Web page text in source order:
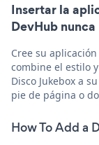
Insertar la
DevHub
Cree su
combine el estilo
Disco Jukebox a
pie de página o
How To Add a